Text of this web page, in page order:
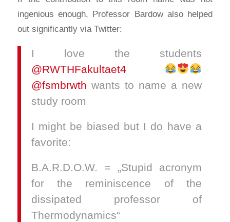
ingenious enough, Professor Bardow also helped
out significantly via Twitter:
I love the students
@RWTHFakultaet4
@fsmbrwth wants to name a new
study room
I might be biased but I do have a
favorite:
B.A.R.D.O.W. = „Stupid acronym
for the reminiscence of the
dissipated professor of
Thermodynamics“